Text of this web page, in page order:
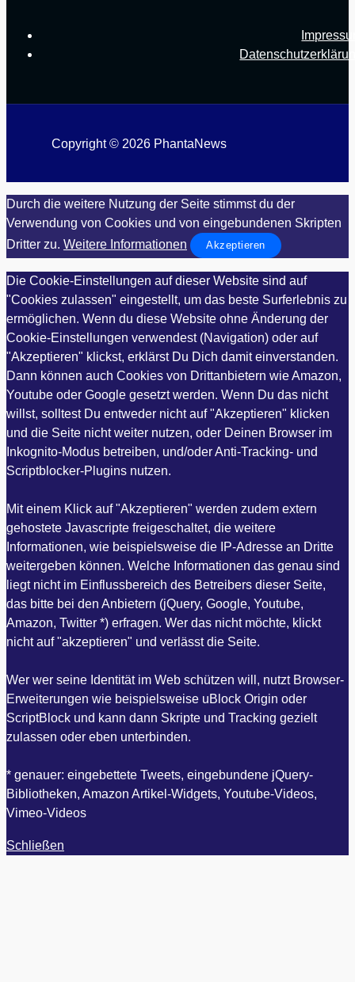
Copyright © 2026 PhantaNews
Durch die weitere Nutzung der Seite stimmst du der
Verwendung von Cookies und von eingebundenen Skripten
Dritter zu. Weitere Informationen Akzeptieren
Die Cookie-Einstellungen auf dieser Website sind auf
"Cookies zulassen" eingestellt, um das beste Surferlebnis zu
ermöglichen. Wenn du diese Website ohne Änderung der
Cookie-Einstellungen verwendest (Navigation) oder auf
"Akzeptieren" klickst, erklärst Du Dich damit einverstanden.
Dann können auch Cookies von Drittanbietern wie Amazon,
Youtube oder Google gesetzt werden. Wenn Du das nicht
willst, solltest Du entweder nicht auf "Akzeptieren" klicken
und die Seite nicht weiter nutzen, oder Deinen Browser im
Inkognito-Modus betreiben, und/oder Anti-Tracking- und
Scriptblocker-Plugins nutzen.
Mit einem Klick auf "Akzeptieren" werden zudem extern
gehostete Javascripte freigeschaltet, die weitere
Informationen, wie beispielsweise die IP-Adresse an Dritte
weitergeben können. Welche Informationen das genau sind
liegt nicht im Einflussbereich des Betreibers dieser Seite,
das bitte bei den Anbietern (jQuery, Google, Youtube,
Amazon, Twitter *) erfragen. Wer das nicht möchte, klickt
nicht auf "akzeptieren" und verlässt die Seite.
Wer wer seine Identität im Web schützen will, nutzt Browser-
Erweiterungen wie beispielsweise uBlock Origin oder
ScriptBlock und kann dann Skripte und Tracking gezielt
zulassen oder eben unterbinden.
* genauer: eingebettete Tweets, eingebundene jQuery-
Bibliotheken, Amazon Artikel-Widgets, Youtube-Videos,
Vimeo-Videos
Schließen